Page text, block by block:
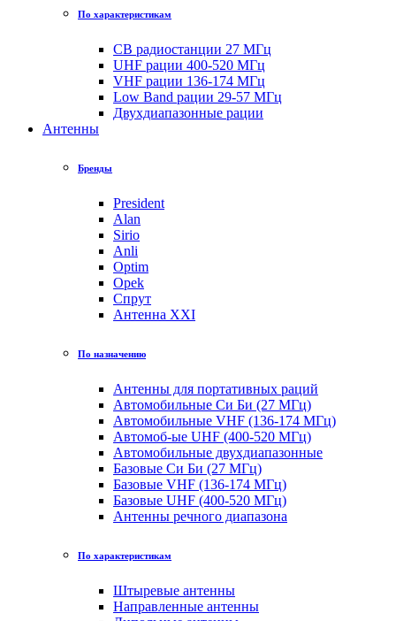
По характеристикам
CB радиостанции 27 МГц
UHF рации 400-520 МГц
VHF рации 136-174 МГц
Low Band рации 29-57 МГц
Двухдиапазонные рации
Антенны
Бренды
President
Alan
Sirio
Anli
Optim
Opek
Спрут
Антенна XXI
По назначению
Антенны для портативных раций
Автомобильные Си Би (27 МГц)
Автомобильные VHF (136-174 МГц)
Автомоб-ые UHF (400-520 МГц)
Автомобильные двухдиапазонные
Базовые Си Би (27 МГц)
Базовые VHF (136-174 МГц)
Базовые UHF (400-520 МГц)
Антенны речного диапазона
По характеристикам
Штыревые антенны
Направленные антенны